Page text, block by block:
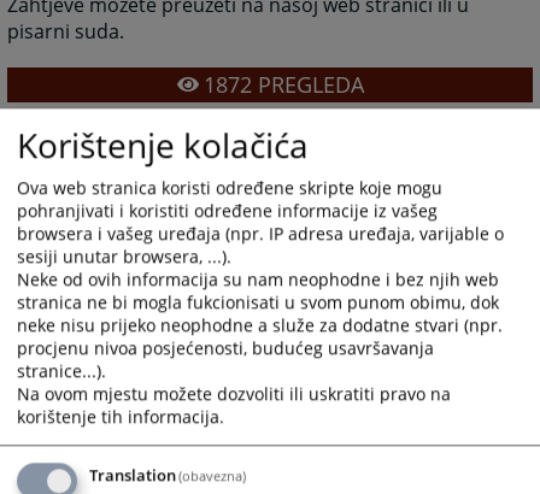
pisarni suda.
1872PREGLEDA
Prateći dokumenti
Zahtjev za uvid u spis
Zahtjev za fotokopiranje
Zahtjev za prijepis
Korištenje kolačića
Ova web stranica koristi određene skripte koje mogu
pohranjivati i koristiti određene informacije iz vašeg
browsera i vašeg uređaja (npr. IP adresa uređaja, varijable o
sesiji unutar browsera, ...).
Neke od ovih informacija su nam neophodne i bez njih web
stranica ne bi mogla fukcionisati u svom punom obimu, dok
neke nisu prijeko neophodne a služe za dodatne stvari (npr.
procjenu nivoa posjećenosti, budućeg usavršavanja
stranice...).
Na ovom mjestu možete dozvoliti ili uskratiti pravo na
korištenje tih informacija.
Translation(obavezna)